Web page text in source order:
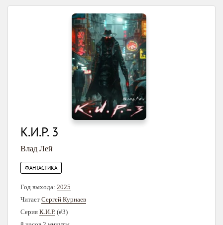
К.И.Р. 3
Влад Лей
ФАНТАСТИКА
Год выхода: 2025
Читает Сергей Курнаев
Серия К.И.Р. (#3)